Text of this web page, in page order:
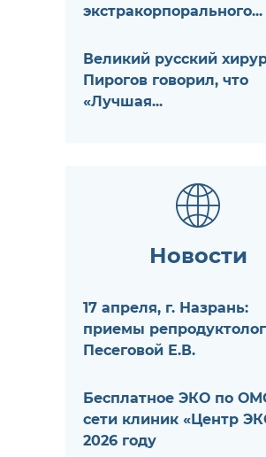
экстракорпорального...
Великий русский
Пирогов говорил, что
«Лучшая...
Новости
17 апреля, г. Назрань:
приемы
Песеговой Е.В.
Бесплатное ЭКО по
сети клиник «Центр
2026 году